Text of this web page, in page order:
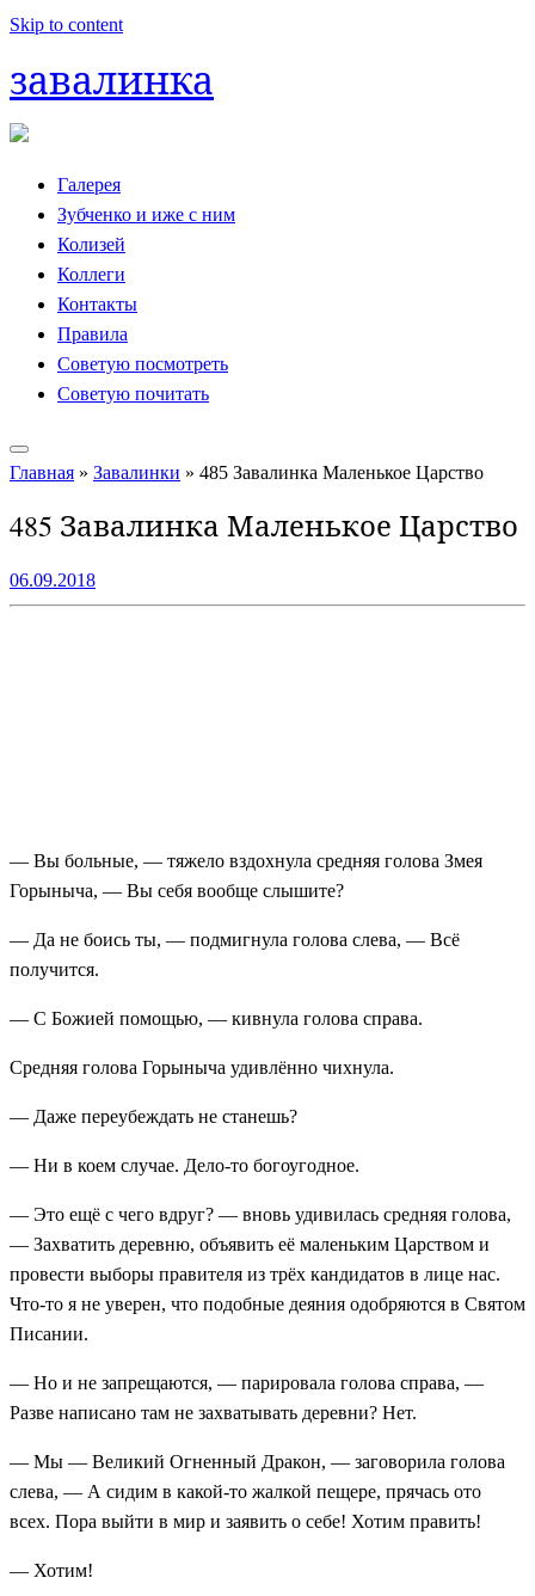
Skip to content
завалинка
Галерея
Зубченко и иже с ним
Колизей
Коллеги
Контакты
Правила
Советую посмотреть
Советую почитать
Главная » Завалинки » 485 Завалинка Маленькое Царство
485 Завалинка Маленькое Царство
06.09.2018
— Вы больные, — тяжело вздохнула средняя голова Змея
Горыныча, — Вы себя вообще слышите?
— Да не боись ты, — подмигнула голова слева, — Всё
получится.
— С Божией помощью, — кивнула голова справа.
Средняя голова Горыныча удивлённо чихнула.
— Даже переубеждать не станешь?
— Ни в коем случае. Дело-то богоугодное.
— Это ещё с чего вдруг? — вновь удивилась средняя голова,
— Захватить деревню, объявить её маленьким Царством и
провести выборы правителя из трёх кандидатов в лице нас.
Что-то я не уверен, что подобные деяния одобряются в Святом
Писании.
— Но и не запрещаются, — парировала голова справа, —
Разве написано там не захватывать деревни? Нет.
— Мы — Великий Огненный Дракон, — заговорила голова
слева, — А сидим в какой-то жалкой пещере, прячась ото
всех. Пора выйти в мир и заявить о себе! Хотим править!
— Хотим!